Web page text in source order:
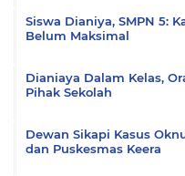
Siswa Dianiya, SMPN 5:
Belum Maksimal
Dianiaya Dalam Kelas,
Pihak Sekolah
Dewan Sikapi Kasus
dan Puskesmas Keera